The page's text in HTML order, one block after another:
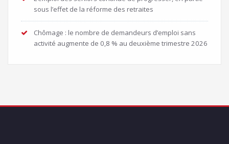
sous l’effet de la réforme des retraites
Chômage : le nombre de demandeurs d’emploi sans
activité augmente de 0,8 % au deuxième trimestre 2026